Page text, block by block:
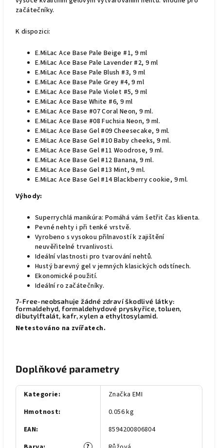
začátečníky.
K dispozici:
E.MiLac Ace Base Pale Beige #1, 9 ml
E.MiLac Ace Base Pale Lavender #2, 9 ml
E.MiLac Ace Base Pale Blush #3, 9 ml
E.MiLac Ace Base Pale Grey #4, 9 ml
E.MiLac Ace Base Pale Violet #5, 9 ml
E.MiLac Ace Base White #6, 9 ml
E.MiLac Ace Base #07 Coral Neon, 9 ml.
E.MiLac Ace Base #08 Fuchsia Neon, 9 ml.
E.MiLac Ace Base Gel #09 Сheesecake, 9 ml.
E.MiLac Ace Base Gel #10 Baby cheeks, 9 ml.
E.MiLac Ace Base Gel #11 Woodrose, 9 ml.
E.MiLac Ace Base Gel #12 Banana, 9 ml.
E.MiLac Ace Base Gel #13 Mint, 9 ml.
E.MiLac Ace Base Gel #14 Blackberry cookie, 9 ml.
Výhody:
Superrychlá manikúra: Pomáhá vám šetřit čas klienta.
Pevné nehty i při tenké vrstvě.
Vyrobeno s vysokou přilnavostí k zajištění
neuvěřitelné trvanlivosti.
Ideální vlastnosti pro tvarování nehtů.
Hustý barevný gel v jemných klasických odstínech.
Ekonomické použití.
Ideální ro začátečníky.
7-Free-neobsahuje žádné zdraví škodlivé látky:
formaldehyd, formaldehydové pryskyřice, toluen,
dibutylftalát, kafr, xylen a ethyltosylamid.
Netestováno na zvířatech.
Doplňkové parametry
Kategorie:
Značka EMI
Hmotnost:
0.056 kg
EAN:
8594200806804